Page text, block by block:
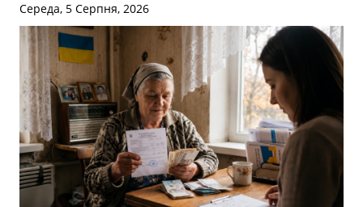
Середа, 5 Серпня, 2026